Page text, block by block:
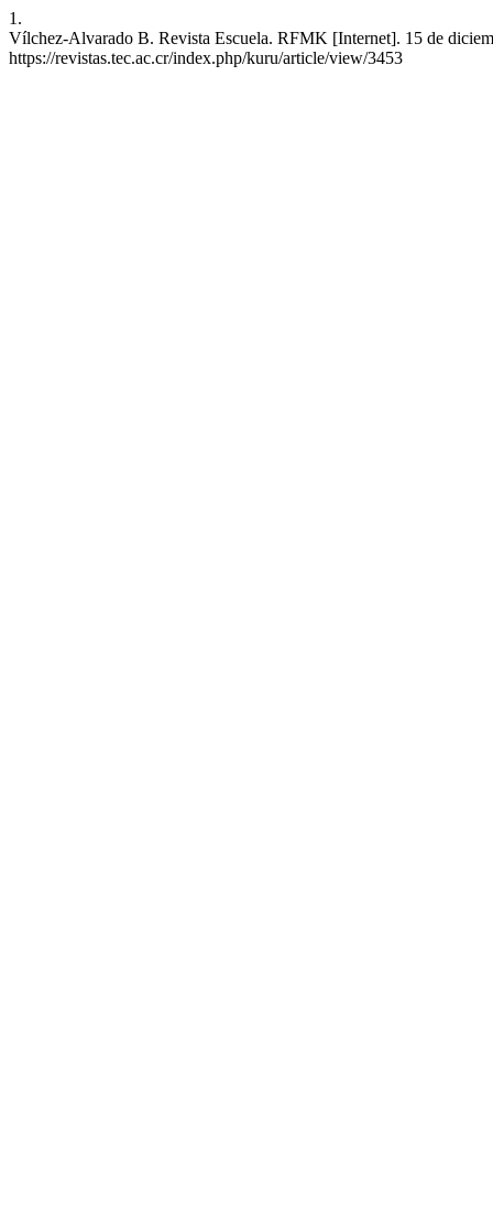
1.
Vílchez-Alvarado B. Revista Escuela. RFMK [Internet]. 15 de
https://revistas.tec.ac.cr/index.php/kuru/article/view/3453